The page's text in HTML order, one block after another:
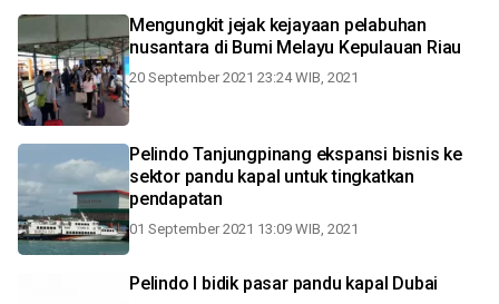
Mengungkit jejak kejayaan pelabuhan
nusantara di Bumi Melayu Kepulauan Riau
20 September 2021 23:24 WIB, 2021
Pelindo Tanjungpinang ekspansi bisnis ke
sektor pandu kapal untuk tingkatkan
pendapatan
01 September 2021 13:09 WIB, 2021
Pelindo I bidik pasar pandu kapal Dubai